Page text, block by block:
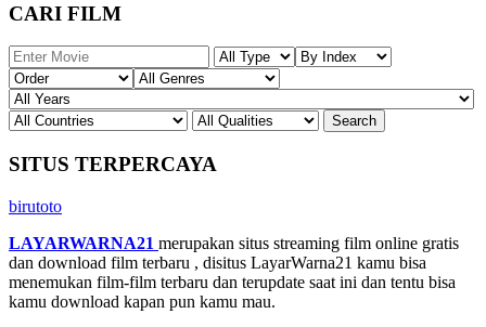
CARI FILM
SITUS TERPERCAYA
birutoto
LAYARWARNA21 merupakan situs streaming film online gratis
dan download film terbaru , disitus LayarWarna21 kamu bisa
menemukan film-film terbaru dan terupdate saat ini dan tentu bisa
kamu download kapan pun kamu mau.